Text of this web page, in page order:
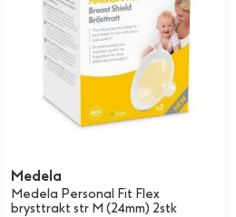
Medela
Medela Personal Fit Flex
brysttrakt str M (24mm) 2stk